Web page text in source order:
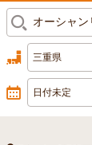
三重県
日付未定